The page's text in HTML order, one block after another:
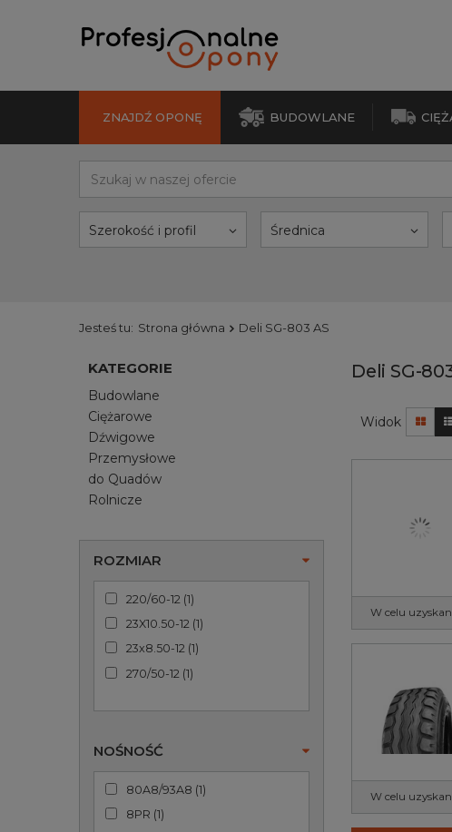
ZNAJDŹ OPONĘ BUDOWLANE
Szerokość i profil Średnica
Jesteś tu: Strona główna Deli SG-803 AS
KATEGORIE
Budowlane
Ciężarowe
Dźwigowe
Przemysłowe
do Quadów
Rolnicze
ROZMIAR
220/60-12 (1)
23X10.50-12 (1)
23x8.50-12 (1)
270/50-12 (1)
NOŚNOŚĆ
80A8/93A8 (1)
8PR (1)
Deli SG-
Widok
W celu
W celu